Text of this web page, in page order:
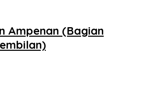
Ampenan (Bagian